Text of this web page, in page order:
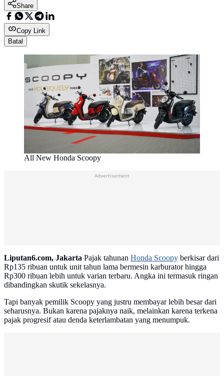
Share
Copy Link
Batal
All New Honda Scoopy
Liputan6.com, Jakarta Pajak tahunan Honda Scoopy berkisar dari
Rp135 ribuan untuk unit tahun lama bermesin karburator hingga
Rp300 ribuan lebih untuk varian terbaru. Angka ini termasuk ringan
dibandingkan skutik sekelasnya.
Tapi banyak pemilik Scoopy yang justru membayar lebih besar dari
seharusnya. Bukan karena pajaknya naik, melainkan karena terkena
pajak progresif atau denda keterlambatan yang menumpuk.